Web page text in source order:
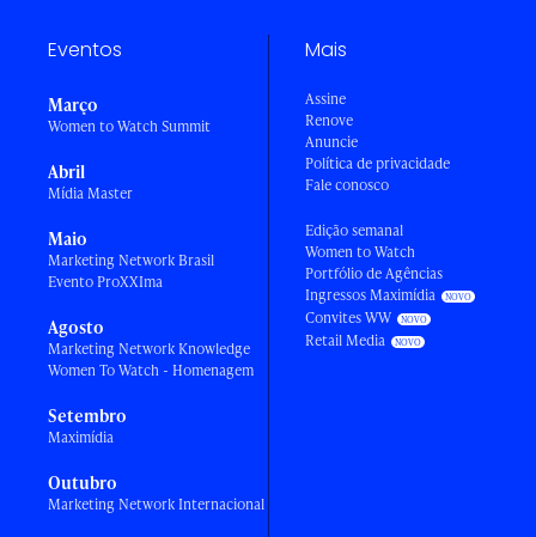
Eventos
Março
Women to Watch Summit
Abril
Mídia Master
Maio
Marketing Network Brasil
Evento ProXXIma
Agosto
Marketing Network Knowledge
Women To Watch - Homenagem
Setembro
Maximídia
Outubro
Marketing Network Internacional
Mais
Assine
Renove
Anuncie
Política de privacidade
Fale conosco
Edição semanal
Women to Watch
Portfólio de Agências
Ingressos Maximídia
Convites WW
Retail Media